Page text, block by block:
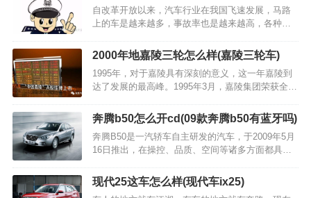
巡航定速)
自改革开放以来，汽车行业在我国飞速发展，马路
上的车是越来越多，事故率也是越来越高，各种事
们身边。 “定速巡航”相信大家一定不会陌生，简直
是现在车辆的标配啊~上至几百万下…
2000年地嘉陵三轮怎么样(嘉陵三轮车)
1995年，对于嘉陵具有深刻的意义，这一年嘉陵到
达了发展的最高峰。1995年3月，嘉陵集团荣获全国
征，嘉陵JH125L、JH145两款摩托车从重庆出发，
历时1个多月，经川藏、青藏公路穿越世界屋脊…
奔腾b50怎么开cd(09款奔腾b50有蓝牙吗)
奔腾B50是一汽轿车自主研发的汽车，于2009年5月
16日推出，在操控、品质、空间等诸多方面都具有
音性效果很专业。 2009年5月16日初次亮相，奔腾
B50以高起点、高性能、高品质“全…
现代25这车怎么样(现代车ix25)